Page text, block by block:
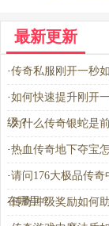
最新更新
·传奇私服刚开一秒
·如何快速提升刚开
级？
·为什么传奇银蛇是
·热血传奇地下夺宝
·请问176大极品传
在哪里？
·传奇冲级奖励如何